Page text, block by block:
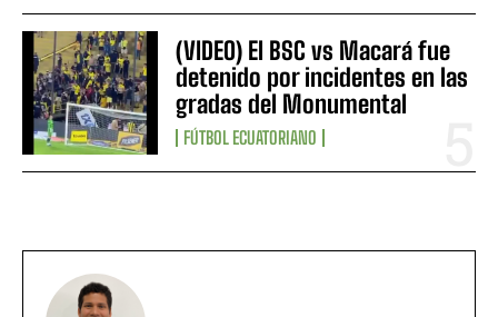
(VIDEO) El BSC vs Macará fue
detenido por incidentes en las
gradas del Monumental
FÚTBOL ECUATORIANO